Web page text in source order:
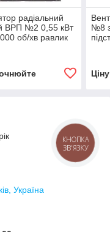
радіальний
ВРП №2 0,55 кВт
об/хв равлик
№8
Україна
КНОПКА
ЗВ'ЯЗКУ